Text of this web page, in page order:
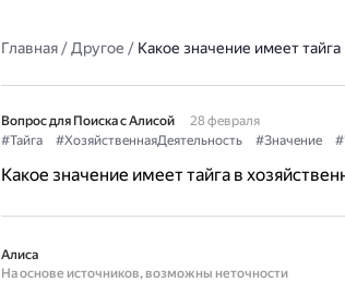
Главная/Другое / Какое значение имеет
Вопрос для Поиска с Алисой
28 февраля
#Тайга
#ХозяйственнаяДеятельность #Значение
Какое значение имеет тайга в
Алиса
На основе источников, возможны неточности